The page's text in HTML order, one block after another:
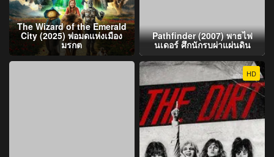
The Wizard of the Emerald
City (2025) พ่อมดแห่งเมือง
มรกต
Pathfinder (2007) พาธไฟ
นเดอร์ ศึกนักรบผ่าแผ่นดิน
HD